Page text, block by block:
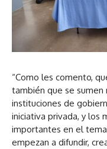
“Como les comento,
también que se
instituciones de
iniciativa privada, y los
importantes en el
empezan a difundir,